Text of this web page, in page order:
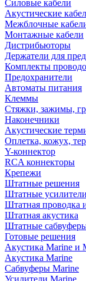
Силовые кабели
Акустические
Межблочные
Монтажные кабели
Дистрибьюторы
Держатели для
Комплекты
Предохранители
Автоматы питания
Клеммы
Стяжки, зажимы,
Наконечники
Акустические
Оплетка, кожух,
Y-коннектор
RCA коннекторы
Крепежи
Штатные решения
Штатные усилители
Штатная проводка
Штатная акустика
Штатные
Готовые решения
Акустика Marine и
Акустика Marine
Сабвуферы Marine
Усилители Marine